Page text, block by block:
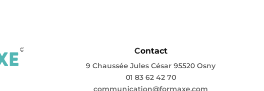
Contact
9 Chaussée Jules César 95520 Osny
01 83 62 42 70
communication@formaxe.com